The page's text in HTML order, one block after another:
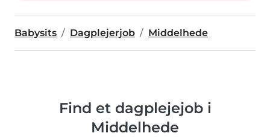
Babysits Dagplejerjob Middelhede
Find et dagplejejob i
Middelhede